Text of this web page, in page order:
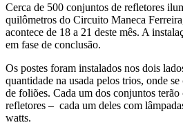
Cerca de 500 conjuntos de refletores
quilômetros do Circuito Maneca
acontece de 18 a 21 deste mês. A
em fase de conclusão.
Os postes foram instalados nos dois
quantidade na usada pelos trios, onde
de foliões. Cada um dos conjuntos terão
refletores – cada um deles com
watts.